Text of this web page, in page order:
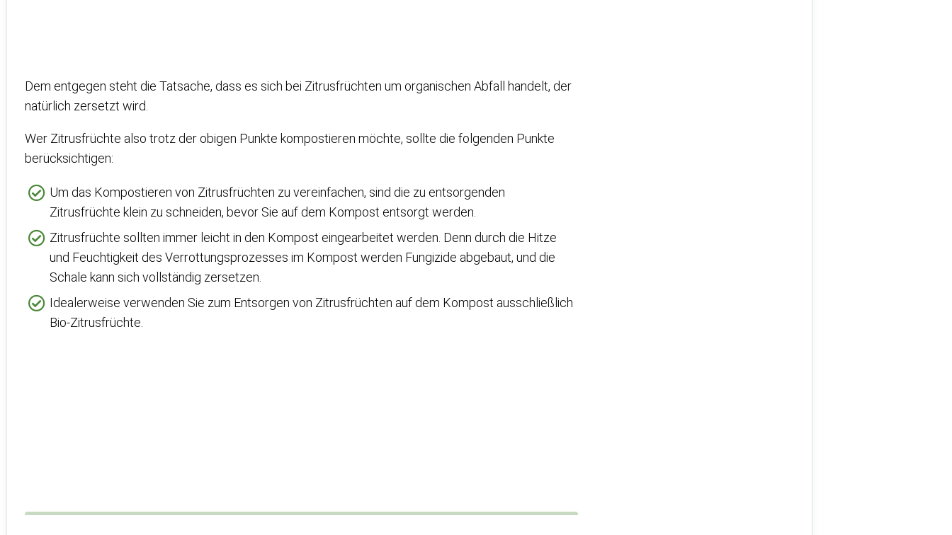
Dem entgegen steht die Tatsache, dass es sich bei Zitrusfrüchten um organischen Abfall handelt, der
natürlich zersetzt wird.
Wer Zitrusfrüchte also trotz der obigen Punkte kompostieren möchte, sollte die folgenden Punkte
berücksichtigen:
Um das Kompostieren von Zitrusfrüchten zu vereinfachen, sind die zu entsorgenden
Zitrusfrüchte klein zu schneiden, bevor Sie auf dem Kompost entsorgt werden.
Zitrusfrüchte sollten immer leicht in den Kompost eingearbeitet werden. Denn durch die Hitze
und Feuchtigkeit des Verrottungsprozesses im Kompost werden Fungizide abgebaut, und die
Schale kann sich vollständig zersetzen.
Idealerweise verwenden Sie zum Entsorgen von Zitrusfrüchten auf dem Kompost ausschließlich
Bio-Zitrusfrüchte.